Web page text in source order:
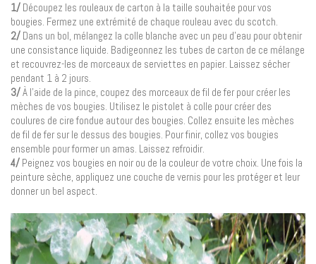
1/ Découpez les rouleaux de carton à la taille souhaitée pour vos
bougies. Fermez une extrémité de chaque rouleau avec du scotch.
2/ Dans un bol, mélangez la colle blanche avec un peu d’eau pour obtenir
une consistance liquide. Badigeonnez les tubes de carton de ce mélange
et recouvrez-les de morceaux de serviettes en papier. Laissez sécher
pendant 1 à 2 jours.
3/À l’aide de la pince, coupez des morceaux de fil de fer pour créer les
mèches de vos bougies. Utilisez le pistolet à colle pour créer des
coulures de cire fondue autour des bougies. Collez ensuite les mèches
de fil de fer sur le dessus des bougies. Pour finir, collez vos bougies
ensemble pour former un amas. Laissez refroidir.
4/ Peignez vos bougies en noir ou de la couleur de votre choix. Une fois la
peinture sèche, appliquez une couche de vernis pour les protéger et leur
donner un bel aspect.